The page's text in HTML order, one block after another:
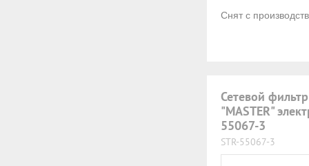
Снят с
Сетевой фильтр
"MASTER"
55067-3
STR-55067-3